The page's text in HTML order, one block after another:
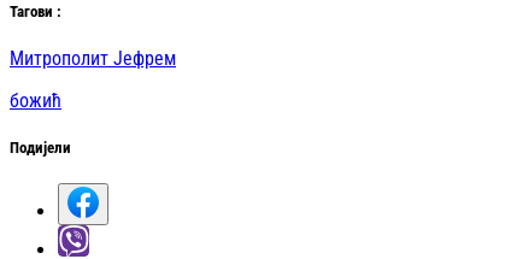
Тагови :
Митрополит Јефрем
божић
Подијели